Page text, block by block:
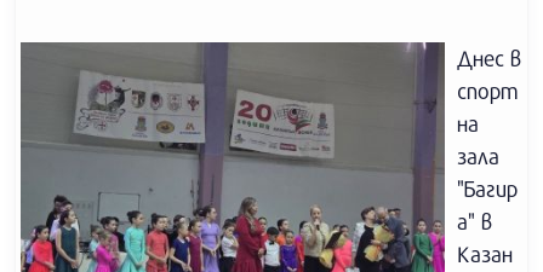
Днес в
спорт
на
зала
"Багир
а" в
Казан